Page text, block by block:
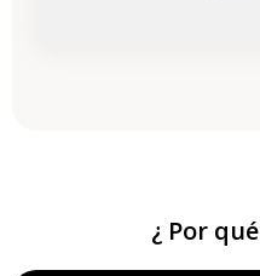
¿ Por